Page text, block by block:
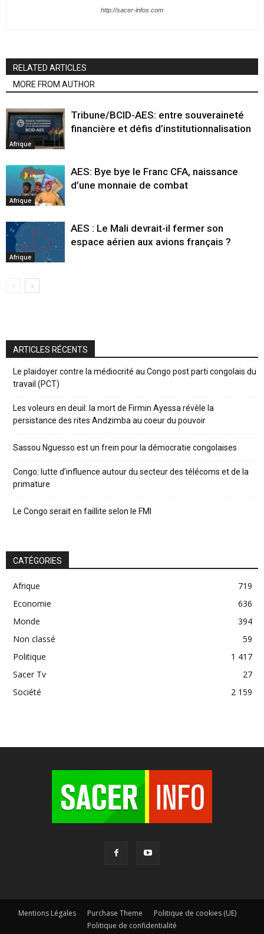
http://sacer-infos.com
RELATED ARTICLES
MORE FROM AUTHOR
Afrique
Tribune/BCID-AES: entre souveraineté
financière et défis d’institutionnalisation
Afrique
AES: Bye bye le Franc CFA, naissance
d’une monnaie de combat
Afrique
AES : Le Mali devrait-il fermer son
espace aérien aux avions français ?
ARTICLES RÉCENTS
Le plaidoyer contre la médiocrité au Congo post parti congolais du
travail (PCT)
Les voleurs en deuil: la mort de Firmin Ayessa révèle la
persistance des rites Andzimba au coeur du pouvoir
Sassou Nguesso est un frein pour la démocratie congolaises
Congo: lutte d’influence autour du secteur des télécoms et de la
primature
Le Congo serait en faillite selon le FMI
CATÉGORIES
Afrique
719
Economie
636
Monde
394
Non classé
59
Politique
1 417
Sacer Tv
27
Société
2 159
Mentions Légales Purchase Theme
Politique de cookies (UE)
Politique de confidentialité